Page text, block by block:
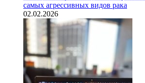
самых агрессивных видов рака
02.02.2026